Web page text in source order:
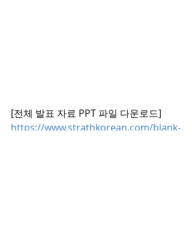
[전체 발표 자료 PPT 파일 다운로드]
https://www.strathkorean.com/blank-